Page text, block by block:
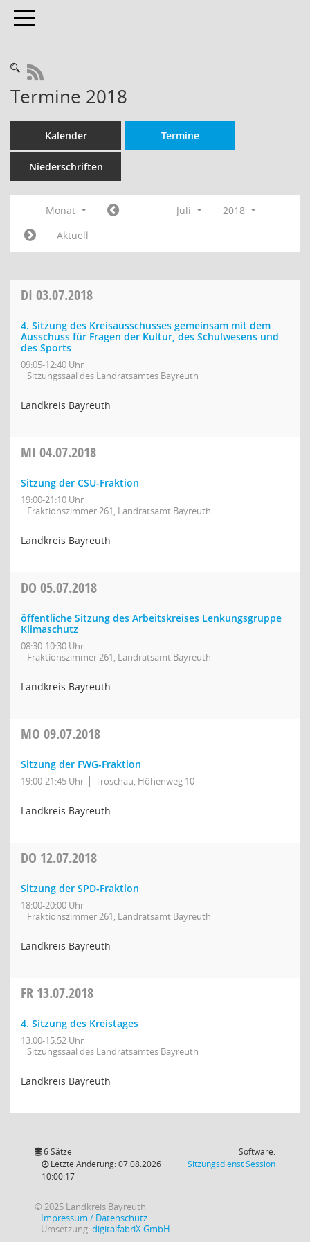
Toggle navigation
RSS-Feed
Termine 2018
Kalender Termine
Niederschriften
Monat Juli
2018
Aktuell
DI 03.07.2018
4. Sitzung des Kreisausschusses gemeinsam mit dem
Ausschuss für Fragen der Kultur, des Schulwesens und
des Sports
09:05-12:40 Uhr
Sitzungssaal des Landratsamtes Bayreuth
Landkreis Bayreuth
MI 04.07.2018
Sitzung der CSU-Fraktion
19:00-21:10 Uhr
Fraktionszimmer 261, Landratsamt Bayreuth
Landkreis Bayreuth
DO 05.07.2018
öffentliche Sitzung des Arbeitskreises Lenkungsgruppe
Klimaschutz
08:30-10:30 Uhr
Fraktionszimmer 261, Landratsamt Bayreuth
Landkreis Bayreuth
MO 09.07.2018
Sitzung der FWG-Fraktion
19:00-21:45 Uhr Troschau, Höhenweg 10
Landkreis Bayreuth
DO 12.07.2018
Sitzung der SPD-Fraktion
18:00-20:00 Uhr
Fraktionszimmer 261, Landratsamt Bayreuth
Landkreis Bayreuth
FR 13.07.2018
4. Sitzung des Kreistages
13:00-15:52 Uhr
Sitzungssaal des Landratsamtes Bayreuth
Landkreis Bayreuth
6 Sätze
Letzte Änderung: 07.08.2026
10:00:17
Software:
SitzungsdienstSession(Wird in
© 2025 Landkreis Bayreuth
Impressum / Datenschutz
Umsetzung:digitalfabriX GmbH